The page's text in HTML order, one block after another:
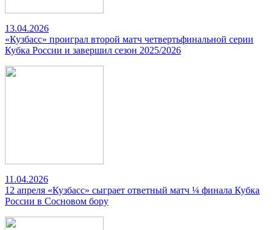
13.04.2026
«Кузбасс» проиграл второй матч четвертьфинальной серии
Кубка России и завершил сезон 2025/2026
11.04.2026
12 апреля «Кузбасс» сыграет ответный матч ¼ финала Кубка
России в Сосновом бору